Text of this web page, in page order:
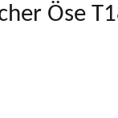
Öse